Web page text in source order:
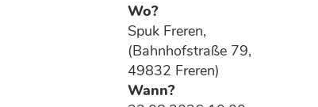
Wo?
Spuk Freren,
(Bahnhofstraße 79,
49832 Freren)
Wann?